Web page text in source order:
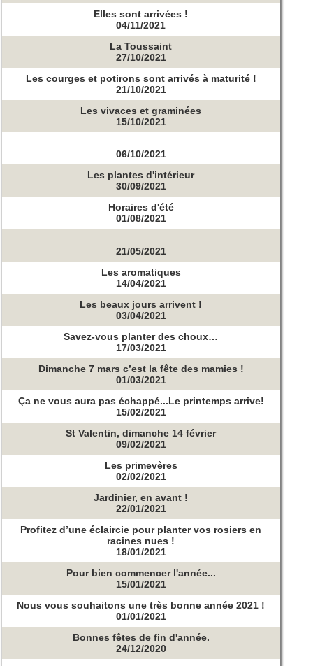
Elles sont arrivées !
04/11/2021
La Toussaint
27/10/2021
Les courges et potirons sont arrivés à maturité !
21/10/2021
Les vivaces et graminées
15/10/2021
06/10/2021
Les plantes d'intérieur
30/09/2021
Horaires d'été
01/08/2021
21/05/2021
Les aromatiques
14/04/2021
Les beaux jours arrivent !
03/04/2021
Savez-vous planter des choux…
17/03/2021
Dimanche 7 mars c’est la fête des mamies !
01/03/2021
Ça ne vous aura pas échappé...Le printemps arrive!
15/02/2021
St Valentin, dimanche 14 février
09/02/2021
Les primevères
02/02/2021
Jardinier, en avant !
22/01/2021
Profitez d’une éclaircie pour planter vos rosiers en
racines nues !
18/01/2021
Pour bien commencer l'année...
15/01/2021
Nous vous souhaitons une très bonne année 2021 !
01/01/2021
Bonnes fêtes de fin d'année.
24/12/2020